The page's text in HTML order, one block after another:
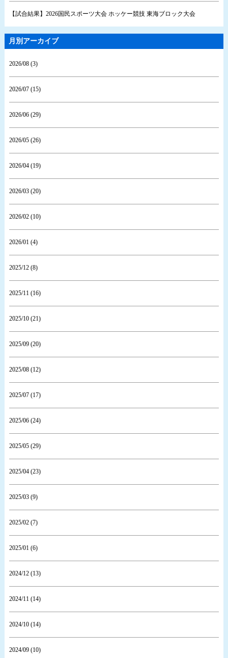
【試合結果】2026国民スポーツ大会 ホッケー競技 東海ブロック大会
月別アーカイブ
2026/08 (3)
2026/07 (15)
2026/06 (29)
2026/05 (26)
2026/04 (19)
2026/03 (20)
2026/02 (10)
2026/01 (4)
2025/12 (8)
2025/11 (16)
2025/10 (21)
2025/09 (20)
2025/08 (12)
2025/07 (17)
2025/06 (24)
2025/05 (29)
2025/04 (23)
2025/03 (9)
2025/02 (7)
2025/01 (6)
2024/12 (13)
2024/11 (14)
2024/10 (14)
2024/09 (10)